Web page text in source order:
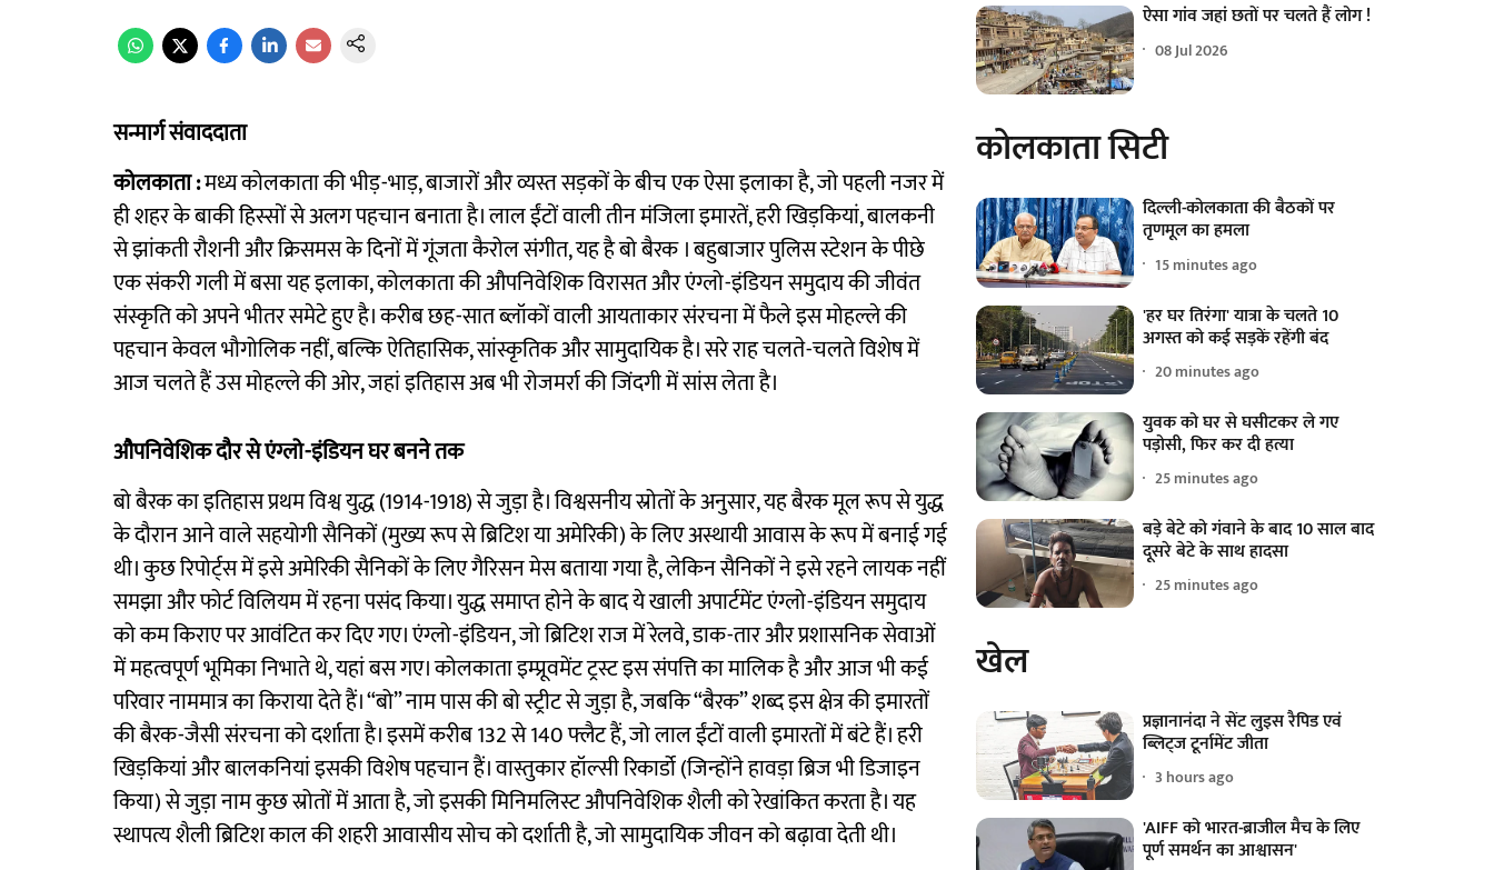
सन्मार्ग संवाददाता
कोलकाता :मध्य कोलकाता की भीड़-भाड़, बाजारों और व्यस्त सड़कों के बीच एक ऐसा इलाका है, जो पहली नजर में
ही शहर के बाकी हिस्सों से अलग पहचान बनाता है। लाल ईंटों वाली तीन मंजिला इमारतें, हरी खिड़कियां, बालकनी
से झांकती रौशनी और क्रिसमस के दिनों में गूंजता कैरोल संगीत, यह है बो बैरक । बहुबाजार पुलिस स्टेशन के पीछे
एक संकरी गली में बसा यह इलाका, कोलकाता की औपनिवेशिक विरासत और एंग्लो-इंडियन समुदाय की जीवंत
संस्कृति को अपने भीतर समेटे हुए है। करीब छह-सात ब्लॉकों वाली आयताकार संरचना में फैले इस मोहल्ले की
पहचान केवल भौगोलिक नहीं, बल्कि ऐतिहासिक, सांस्कृतिक और सामुदायिक है। सरे राह चलते-चलते विशेष में
आज चलते हैं उस मोहल्ले की ओर, जहां इतिहास अब भी रोजमर्रा की जिंदगी में सांस लेता है।
औपनिवेशिक दौर से एंग्लो-इंडियन घर बनने तक
बो बैरक का इतिहास प्रथम विश्व युद्ध (1914-1918) से जुड़ा है। विश्वसनीय स्रोतों के अनुसार, यह बैरक मूल रूप से युद्ध
के दौरान आने वाले सहयोगी सैनिकों (मुख्य रूप से ब्रिटिश या अमेरिकी) के लिए अस्थायी आवास के रूप में बनाई गई
थी। कुछ रिपोर्ट्स में इसे अमेरिकी सैनिकों के लिए गैरिसन मेस बताया गया है, लेकिन सैनिकों ने इसे रहने लायक नहीं
समझा और फोर्ट विलियम में रहना पसंद किया। युद्ध समाप्त होने के बाद ये खाली अपार्टमेंट एंग्लो-इंडियन समुदाय
को कम किराए पर आवंटित कर दिए गए। एंग्लो-इंडियन, जो ब्रिटिश राज में रेलवे, डाक-तार और प्रशासनिक सेवाओं
में महत्वपूर्ण भूमिका निभाते थे, यहां बस गए। कोलकाता इम्प्रूवमेंट ट्रस्ट इस संपत्ति का मालिक है और आज भी कई
परिवार नाममात्र का किराया देते हैं। “बो” नाम पास की बो स्ट्रीट से जुड़ा है, जबकि “बैरक” शब्द इस क्षेत्र की इमारतों
की बैरक-जैसी संरचना को दर्शाता है। इसमें करीब 132 से 140 फ्लैट हैं, जो लाल ईंटों वाली इमारतों में बंटे हैं। हरी
खिड़कियां और बालकनियां इसकी विशेष पहचान हैं। वास्तुकार हॉल्सी रिकार्डो (जिन्होंने हावड़ा ब्रिज भी डिजाइन
किया) से जुड़ा नाम कुछ स्रोतों में आता है, जो इसकी मिनिमलिस्ट औपनिवेशिक शैली को रेखांकित करता है। यह
स्थापत्य शैली ब्रिटिश काल की शहरी आवासीय सोच को दर्शाती है, जो सामुदायिक जीवन को बढ़ावा देती थी।
ऐसा गांव जहां छतों पर चलते हैं लोग !
08 Jul 2026
कोलकाता सिटी
दिल्ली-कोलकाता की बैठकों पर
तृणमूल का हमला
15 minutes ago
'हर घर तिरंगा' यात्रा के चलते 10
अगस्त को कई सड़कें रहेंगी बंद
20 minutes ago
युवक को घर से घसीटकर ले गए
पड़ोसी, फिर कर दी हत्या
25 minutes ago
बड़े बेटे को गंवाने के बाद 10 साल बाद
दूसरे बेटे के साथ हादसा
25 minutes ago
खेल
प्रज्ञानानंदा ने सेंट लुइस रैपिड एवं
ब्लिट्ज टूर्नामेंट जीता
3 hours ago
'AIFF को भारत-ब्राजील मैच के लिए
पूर्ण समर्थन का आश्वासन'